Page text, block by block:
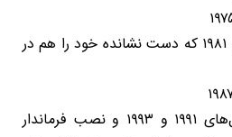
۱۰. حمله به گرانادا در سال ۱۹۸۱ که دست نشانده خود را هم در
۱۲. حمله به عراق در سال‌های ۱۹۹۱ و ۱۹۹۳ و نصب فرماندار